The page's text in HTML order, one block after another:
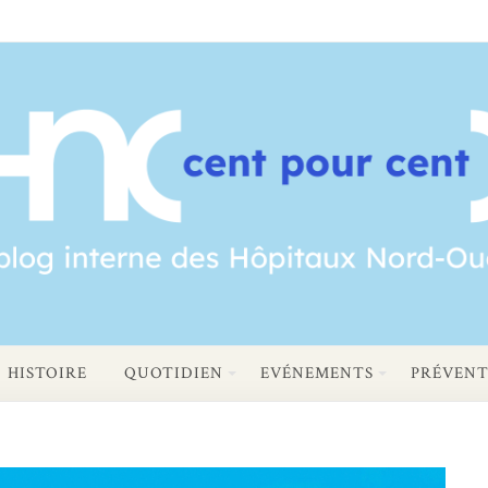
HISTOIRE QUOTIDIEN EVÉNEMENTS